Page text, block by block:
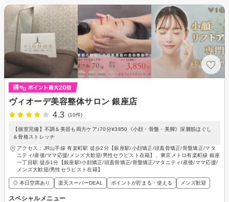
ヴィオーデ美容整体サロン 銀座店
4.3
(10件)
【個室完備】不調＆美容も両方ケア♪70分¥3850《小顔・骨盤・美脚》深層筋ほぐし
＆骨格ストレッチ
アクセス：JR山手線 有楽町駅 徒歩2分【銀座駅/小顔矯正/頭蓋骨矯正/骨盤矯正/マタ
ニティ/産後/ママ応援/メンズ大歓迎/男性セラピスト在籍】、東京メトロ有楽町線 銀座
一丁目駅 徒歩1分【銀座駅/小顔矯正/頭蓋骨矯正/骨盤矯正/マタニティ/産後/ママ応援/
メンズ大歓迎/男性セラピスト在籍】
◎ 本日空席あり 楽天スーパーDEAL ポイントが貯まる・使える メンズ歓迎
スペシャルメニュー